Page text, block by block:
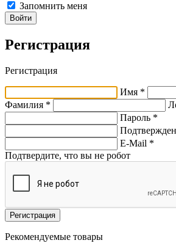
Запомнить меня
Войти
Регистрация
Регистрация
Имя *
Фамилия *
Пароль *
E-Mail *
Подтвердите, что вы не робот
Регистрация
Рекомендуемые товары